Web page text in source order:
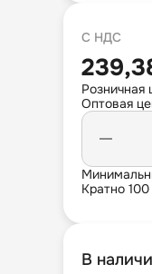
С НДС
Розничная
Оптовая
Кратно
В